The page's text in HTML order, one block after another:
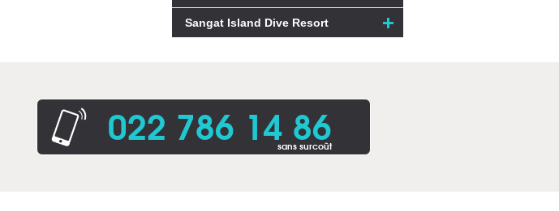
Sangat Island Dive Resort
022 786 14 86
sans surcoût